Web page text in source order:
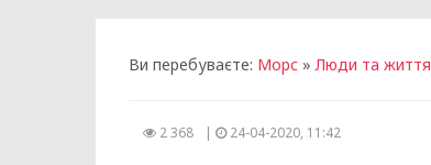
Ви перебуваєте: Морс »Люди та життя
2 368 | 24-04-2020, 11:42